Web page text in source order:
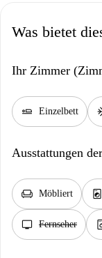
Was bietet
Ihr Zimmer
airline_seat_flat Einzelbett
Ausstattungen
chair Möbliert local_laundry_service
tv Fernseher